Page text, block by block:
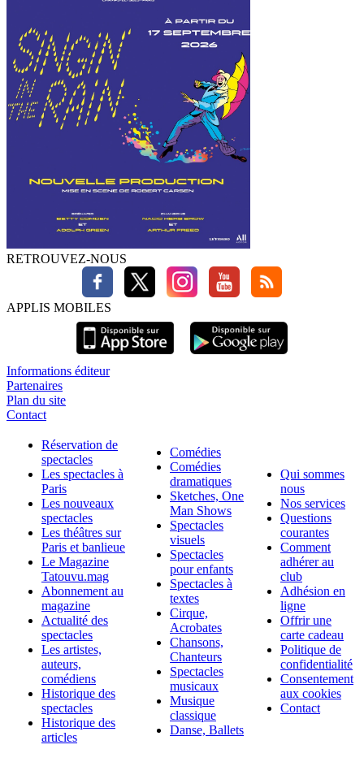
RETROUVEZ-NOUS
APPLIS MOBILES
Informations éditeur
Partenaires
Plan du site
Contact
Réservation de
spectacles
Les spectacles à
Paris
Les nouveaux
spectacles
Les théâtres sur
Paris et banlieue
Le Magazine
Tatouvu.mag
Abonnement au
magazine
Actualité des
spectacles
Les artistes,
auteurs,
comédiens
Historique des
spectacles
Historique des
articles
Comédies
Comédies
dramatiques
Sketches, One
Man Shows
Spectacles
visuels
Spectacles
pour enfants
Spectacles à
textes
Cirque,
Acrobates
Chansons,
Chanteurs
Spectacles
musicaux
Musique
classique
Danse, Ballets
Qui sommes
nous
Nos services
Questions
courantes
Comment
adhérer au
club
Adhésion en
ligne
Offrir une
carte cadeau
Politique de
confidentialité
Consentement
aux cookies
Contact